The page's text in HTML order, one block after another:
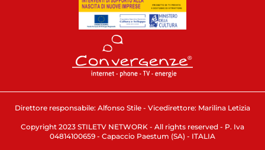
Direttore responsabile: Alfonso Stile - Vicedirettore: Marilina Letizia
Copyright 2023 STILETV NETWORK - All rights reserved - P. Iva
04814100659 - Capaccio Paestum (SA) - ITALIA